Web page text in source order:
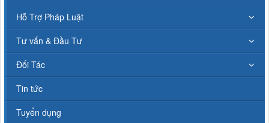
Hỗ Trợ Pháp Luật
Tư vấn & Đầu Tư
Đối Tác
Tin tức
Tuyển dụng